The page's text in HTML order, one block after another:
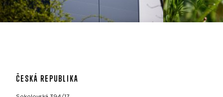
ČESKÁ REPUBLIKA